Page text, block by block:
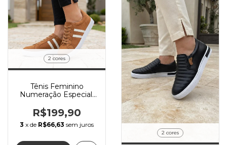
2 cores
Tênis Feminino
Numeração Especial,
Macia com detalhes e
cordão branco
R$199,90
3 x de R$66,63 sem juros
2 cores